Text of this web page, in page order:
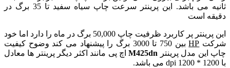
ثانیه می باشد. این پرینتر سرعت چاپ سیاه سفید تا 35 برگ در
دقیقه است
این پرینتر پر کاربرد ظرفیت چاپ 50,000 برگ در ماه را دارد اما خود
شرکت HP
بین 750 تا 3000 برگ را پیشنهاد می کند وضوح کیفیت
چاپ این مدل پرینتر M425dnاچ پی مانند اکثر دیگر پرینتر ها معادل
با 1200 * 1200 dpi می باشد.